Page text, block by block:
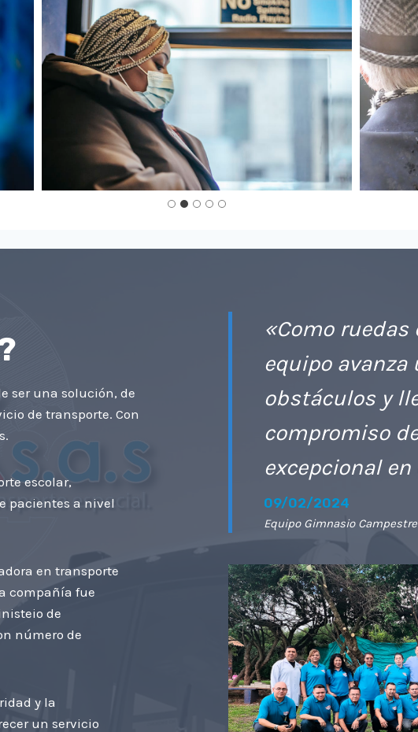
ser una solución, de
de transporte. Con
escolar,
pacientes a nivel
en transporte
compañía fue
de
número de
y la
un servicio
«Como
equipo avanza
obstáculos y
compromiso
excepcional
09/02/2024
Equipo Gimnasio